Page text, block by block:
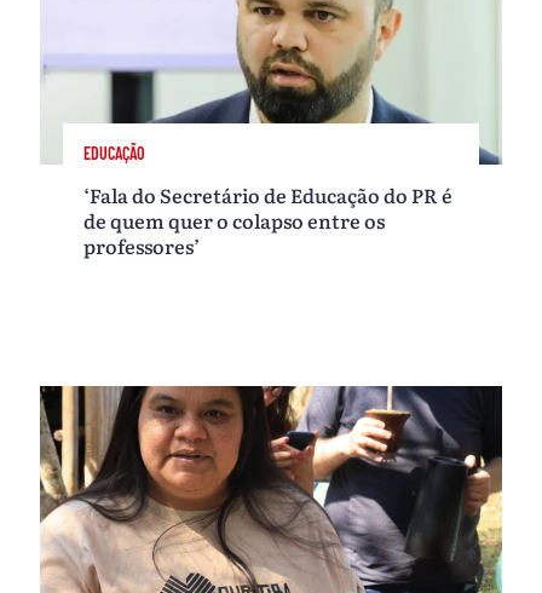
EDUCAÇÃO
‘Fala do Secretário de Educação do PR é
de quem quer o colapso entre os
professores’